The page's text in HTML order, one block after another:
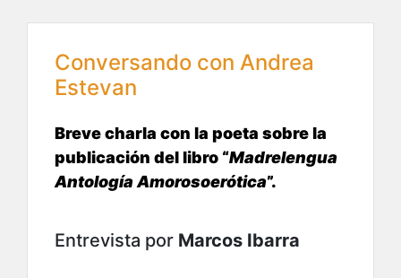
Conversando con Andrea
Estevan
Breve charla con la poeta sobre la
publicación del libro “Madrelengua
Antología Amorosoerótica”.
Entrevista por Marcos Ibarra